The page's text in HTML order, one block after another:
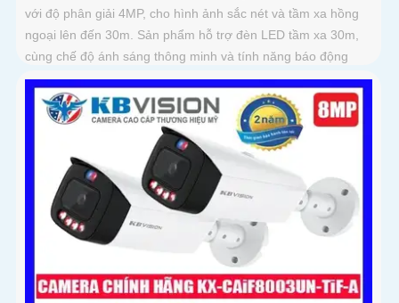
với độ phân giải 4MP, cho hình ảnh sắc nét và tầm xa hồng
ngoại lên đến 30m. Sản phẩm hỗ trợ đèn LED tầm xa 30m,
cùng chế độ ánh sáng thông minh và tính năng báo động
chủ động bằng đèn LED xanh đỏ và còi hú 110dB